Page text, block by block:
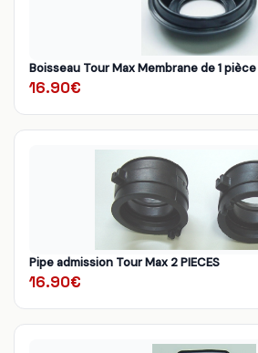
Boisseau Tour Max Membrane de 1 pièce
16.90€
Pipe admission Tour Max 2 PIECES
16.90€